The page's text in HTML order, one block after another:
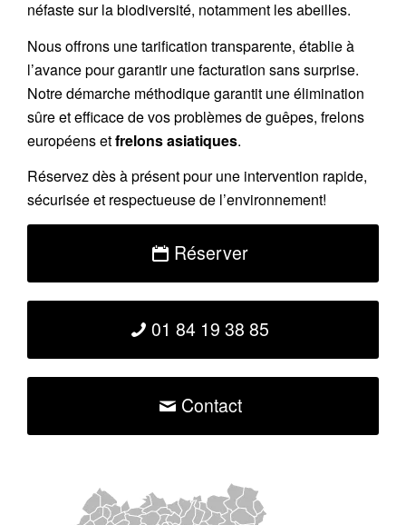
néfaste sur la biodiversité, notamment les abeilles.
Nous offrons unetarification transparente, établie à
l’avance pour garantir une facturation sans surprise.
Notre démarche méthodique garantit une élimination
sûre et efficace de vos problèmes de guêpes, frelons
européens etfrelons asiatiques.
Réservezdès à présent pour une intervention rapide,
sécurisée et respectueuse de l’environnement!
Réserver
01 84 19 38 85
Contact